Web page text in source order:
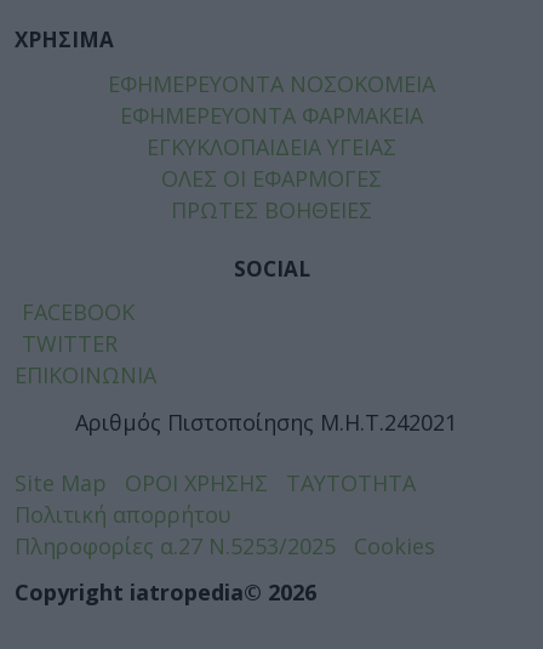
ΧΡΗΣΙΜΑ
ΕΦΗΜΕΡΕΥΟΝΤΑ ΝΟΣΟΚΟΜΕΙΑ
ΕΦΗΜΕΡΕΥΟΝΤΑ ΦΑΡΜΑΚΕΙΑ
ΕΓΚΥΚΛΟΠΑΙΔΕΙΑ ΥΓΕΙΑΣ
ΟΛΕΣ ΟΙ ΕΦΑΡΜΟΓΕΣ
ΠΡΩΤΕΣ ΒΟΗΘΕΙΕΣ
SOCIAL
FACEBOOK
TWITTER
ΕΠΙΚΟΙΝΩΝΙΑ
Αριθμός Πιστοποίησης Μ.Η.Τ.242021
Site Map ΟΡΟΙ ΧΡΗΣΗΣ
ΤΑΥΤΟΤΗΤΑ
Πολιτική απορρήτου
Πληροφορίες α.27 Ν.5253/2025
Cookies
Copyright iatropedia© 2026